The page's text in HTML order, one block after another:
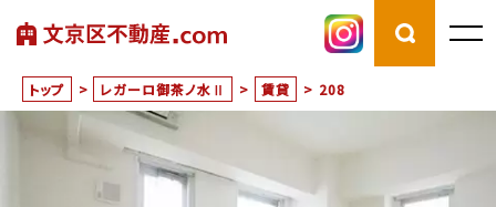
トップ > レガーロ御茶ノ水Ⅱ > 賃貸 > 208